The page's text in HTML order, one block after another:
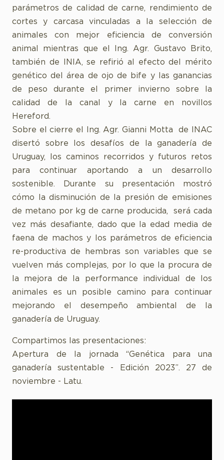
parámetros de calidad de carne, rendimiento de
cortes y carcasa vinculadas a la selección de
animales con mejor eficiencia de conversión
animal mientras que el Ing. Agr. Gustavo Brito,
también de INIA, se refirió al efecto del mérito
genético del área de ojo de bife y las ganancias
de peso durante el primer invierno sobre la
calidad de la canal y la carne en novillos
Hereford.
Sobre el cierre el Ing. Agr. Gianni Motta de INAC
disertó sobre los desafíos de la ganadería de
Uruguay, los caminos recorridos y futuros retos
para continuar aportando a un desarrollo
sostenible. Durante su presentación mostró
cómo la disminución de la presión de emisiones
de metano por kg de carne producida, será cada
vez más desafiante, dado que la edad media de
faena de machos y los parámetros de eficiencia
re-productiva de hembras son variables que se
vuelven más complejas, por lo que la procura de
la mejora de la performance individual de los
animales es un posible camino para continuar
mejorando el desempeño ambiental de la
ganadería de Uruguay.
Compartimos las presentaciones:
Apertura de la jornada “Genética para una
ganadería sustentable - Edición 2023”. 27 de
noviembre - Latu.